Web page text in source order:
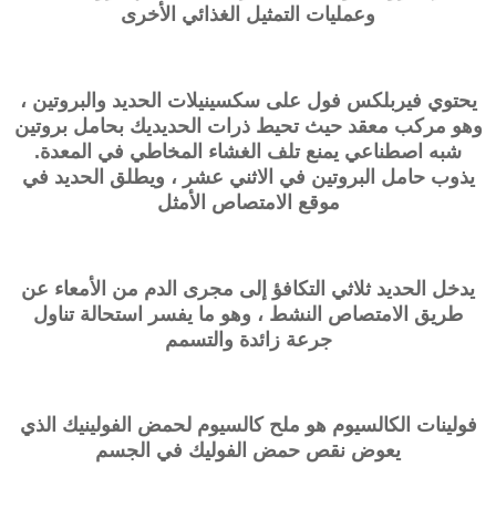
وعمليات التمثيل الغذائي الأخرى
يحتوي فيربلكس فول على سكسينيلات الحديد والبروتين ،
وهو مركب معقد حيث تحيط ذرات الحديديك بحامل بروتين
شبه اصطناعي يمنع تلف الغشاء المخاطي في المعدة.
يذوب حامل البروتين في الاثني عشر ، ويطلق الحديد في
موقع الامتصاص الأمثل
يدخل الحديد ثلاثي التكافؤ إلى مجرى الدم من الأمعاء عن
طريق الامتصاص النشط ، وهو ما يفسر استحالة تناول
جرعة زائدة والتسمم
فولينات الكالسيوم هو ملح كالسيوم لحمض الفولينيك الذي
يعوض نقص حمض الفوليك في الجسم